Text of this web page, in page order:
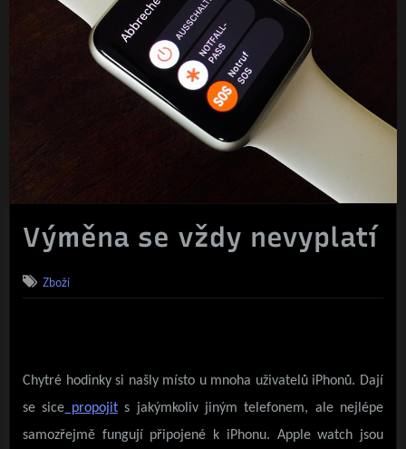
Výměna se vždy nevyplatí
Zboží
Chytré hodinky si našly místo u mnoha uživatelů iPhonů. Dají
se sice propojits jakýmkoliv jiným telefonem, ale nejlépe
samozřejmě fungují připojené k iPhonu. Apple watch jsou